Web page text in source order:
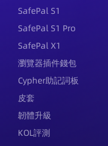
SafePal S1
SafePal S1 Pro
SafePal X1
瀏覽器插件錢包
Cypher助記詞板
皮套
韌體升級
KOL評測